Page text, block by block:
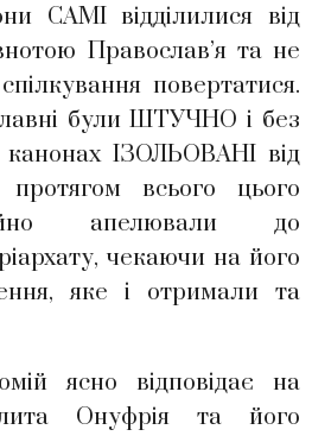
САМІ відділилися від
Православ’я та не
повертатися.
були ШТУЧНО і без
канонах ІЗОЛЬОВАНІ від
всього цього
апелювали до
чекаючи на його
яке і отримали та
ясно відповідає на
Онуфрія та його